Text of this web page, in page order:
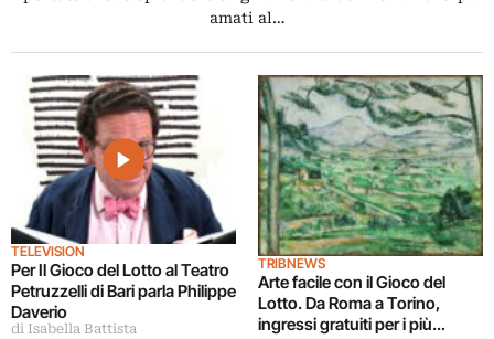
amati al…
TELEVISION
Per Il Gioco del Lotto al Teatro
Petruzzelli di Bari parla Philippe
Daverio
di Isabella Battista
TRIBNEWS
Arte facile con il Gioco del
Lotto. Da Roma a Torino,
ingressi gratuiti per i più